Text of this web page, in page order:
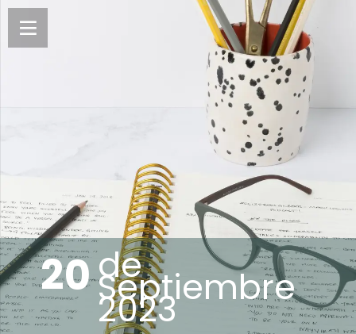
20de
Septiembre
2023